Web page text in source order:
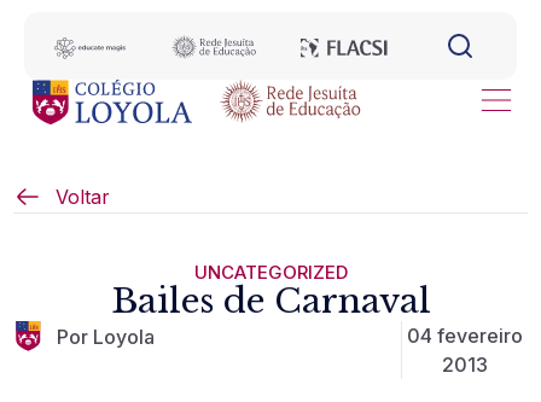
Voltar
UNCATEGORIZED
Bailes de Carnaval
Por Loyola
04 fevereiro
2013